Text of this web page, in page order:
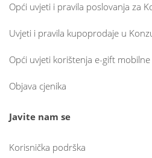
Opći uvjeti i pravila poslovanja za
Uvjeti i pravila kupoprodaje u
Opći uvjeti korištenja e-gift mobilne
Objava cjenika
Javite nam se
Korisnička podrška